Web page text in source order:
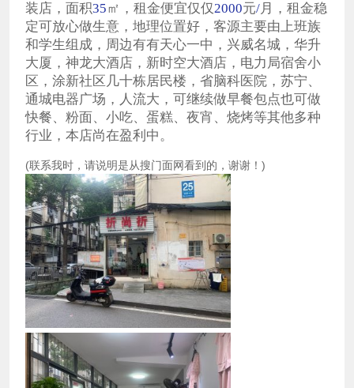
装店，面积35㎡，租金便宜仅仅2000元/月，租金稳
定可放心做生意，地理位置好，客源主要由上班族
和学生组成，周边有有天心一中，兴威名城，华升
大厦，神龙大酒店，新时空大酒店，电力局宿舍小
区，涂新社区几十栋居民楼，省脑科医院，苏宁、
通城电器广场，人流大，可继续做早餐包点也可做
快餐、粉面、小吃、蛋糕、夜宵、烧烤等其他多种
行业，本店尚在盈利中。
(联系我时，请说明是从搜门面网看到的，谢谢！)